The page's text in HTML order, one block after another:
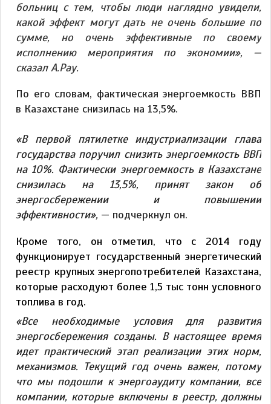
больниц с тем, чтобы люди наглядно увидели,
какой эффект могут дать не очень большие по
сумме, но очень эффективные по своему
исполнению мероприятия по экономии», —
сказал А.Рау.
По его словам, фактическая энергоемкость ВВП
в Казахстане снизилась на 13,5%.
«В первой пятилетке индустриализации глава
государства поручил снизить энергоемкость ВВП
на 10%. Фактически энергоемкость в Казахстане
снизилась на 13,5%, принят закон об
энергосбережении и повышении
эффективности», — подчеркнул он.
Кроме того, он отметил, что с 2014 году
функционирует государственный энергетический
реестр крупных энергопотребителей Казахстана,
которые расходуют более 1,5 тыс тонн условного
топлива в год.
«Все необходимые условия для развития
энергосбережения созданы. В настоящее время
идет практический этап реализации этих норм,
механизмов. Текущий год очень важен, потому
что мы подошли к энергоаудиту компании, все
компании, которые включены в реестр, должны